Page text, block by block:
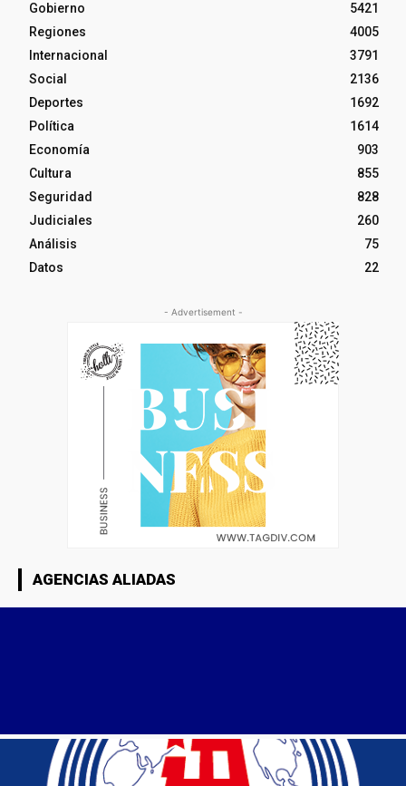
Gobierno
5421
Regiones
4005
Internacional
3791
Social
2136
Deportes
1692
Política
1614
Economía
903
Cultura
855
Seguridad
828
Judiciales
260
Análisis
75
Datos
22
- Advertisement -
AGENCIAS ALIADAS